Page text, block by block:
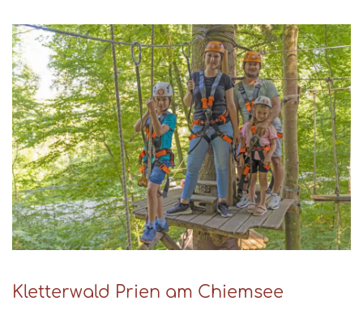
Kletterwald Prien am Chiemsee